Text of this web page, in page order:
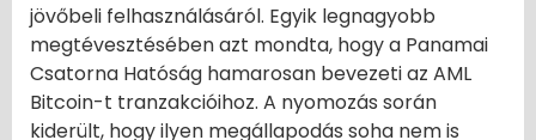
jövőbeli felhasználásáról. Egyik legnagyobb
megtévesztésében azt mondta, hogy a Panamai
Csatorna Hatóság hamarosan bevezeti az AML
Bitcoin-t tranzakcióihoz. A nyomozás során
kiderült, hogy ilyen megállapodás soha nem is